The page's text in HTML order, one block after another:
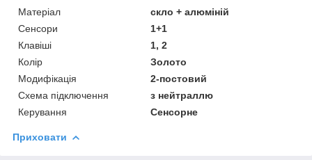
Матеріал
скло + алюміній
Сенсори
1+1
Клавіші
1, 2
Колір
Золото
Модифікація
2-постовий
Схема підключення
з нейтраллю
Керування
Сенсорне
Приховати